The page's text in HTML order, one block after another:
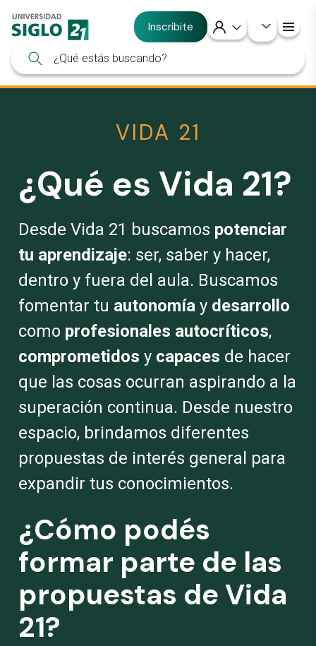
Inscribite
VIDA 21
¿Qué es Vida 21?
Desde Vida 21 buscamos potenciar
tu aprendizaje: ser, saber y hacer,
dentro y fuera del aula. Buscamos
fomentar tu autonomíay desarrollo
como profesionales autocríticos,
comprometidosy capaces de hacer
que las cosas ocurran aspirando a la
superación continua. Desde nuestro
espacio, brindamos diferentes
propuestas de interés general para
expandir tus conocimientos.
¿Cómo podés
formar parte de las
propuestas de Vida
21?